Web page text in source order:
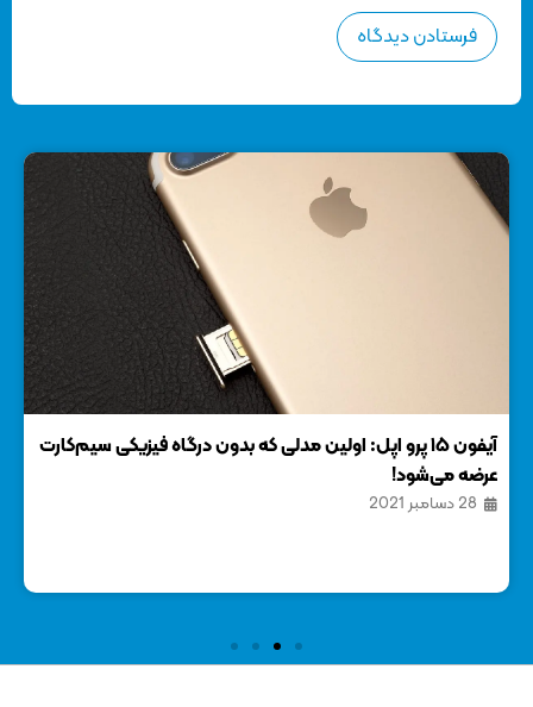
آیفون ۱۵ پرو اپل: اولین مدلی که بدون درگاه فیزیکی سیم‌کارت
عرضه می‌شود!
28 دسامبر 2021